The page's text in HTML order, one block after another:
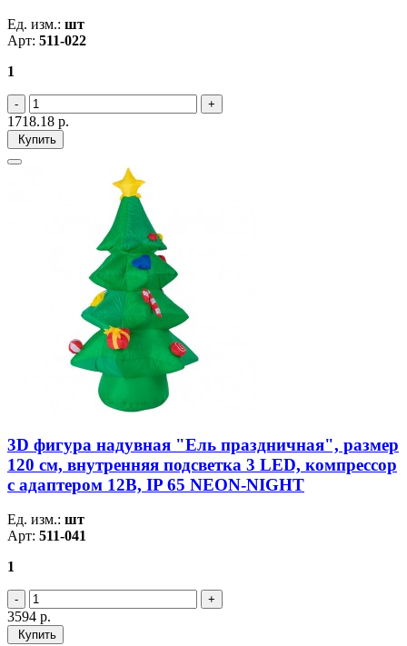
Ед. изм.: шт
Арт: 511-022
1
1718.18 р.
Купить
3D фигура надувная "Ель праздничная", размер
120 см, внутренняя подсветка 3 LED, компрессор
с адаптером 12В, IP 65 NEON-NIGHT
Ед. изм.: шт
Арт: 511-041
1
3594 р.
Купить